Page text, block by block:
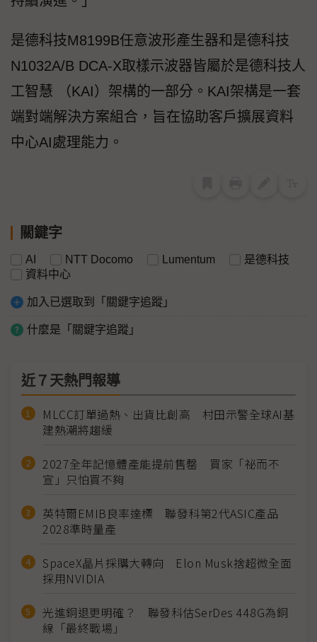
是德科技M8199B任意波形產生器和是德科技
N1032A/B DCA-X取樣示波器皆屬於是德科技人
工智慧 （KAI）架構的一部分。KAI架構是一套
端對端解決方案組合，旨在協助客戶擴展資料
中心AI處理能力。
關鍵字
AI NTT Docomo Lumentum
是德科技
資料中心
加入已選取到「關鍵字追蹤」
什麼是「關鍵字追蹤」
近７天熱門報導
MLCC訂單過熱、出貨比創高 村田示警全球AI基
建熱潮將趨緩
2027全年記憶體產能提前售罄 買家「祕而不
宣」只怕買不夠
英特爾EMIB良率達標 聯發科第2代ASIC產品
2028準時量產
SpaceX晶片採購大轉向 Elon Musk捨超微全面
採用NVIDIA
光進銅退更明確？ 聯發科估SerDes 448G為銅
線「最終戰場」